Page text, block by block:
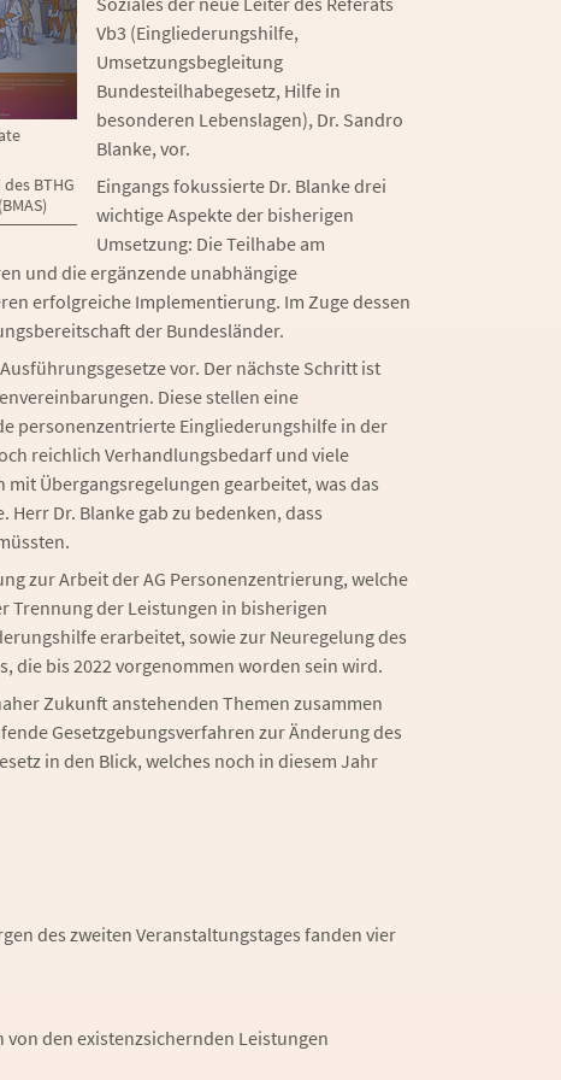
BTHG
Vb3 (Eingliederungshilfe,
Umsetzungsbegleitung
Bundesteilhabegesetz, Hilfe in
besonderen Lebenslagen), Dr. Sandro
Blanke, vor.
Eingangs fokussierte Dr. Blanke drei
wichtige Aspekte der bisherigen
Umsetzung: Die Teilhabe am
und die ergänzende unabhängige
erfolgreiche Implementierung. Im Zuge dessen
der Bundesländer.
vor. Der nächste Schritt ist
Diese stellen eine
personenzentrierte Eingliederungshilfe in der
reichlich Verhandlungsbedarf und viele
Übergangsregelungen gearbeitet, was das
Herr Dr. Blanke gab zu bedenken, dass
zur Arbeit der AG Personenzentrierung, welche
Trennung der Leistungen in bisherigen
erarbeitet, sowie zur Neuregelung des
die bis 2022 vorgenommen worden sein wird.
Zukunft anstehenden Themen zusammen
Gesetzgebungsverfahren zur Änderung des
in den Blick, welches noch in diesem Jahr
des zweiten Veranstaltungstages fanden vier
den existenzsichernden Leistungen